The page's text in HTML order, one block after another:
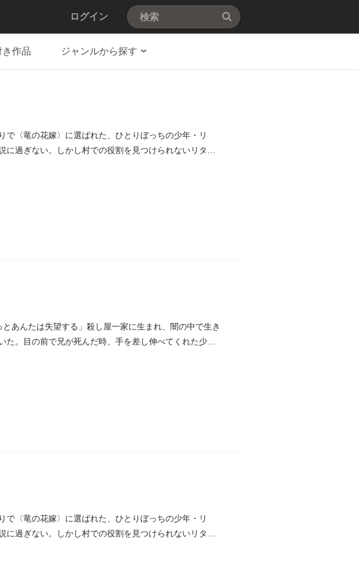
ログイン
き作品 ジャンルから探す
〈竜の花嫁〉に選ばれた、ひとりぼっちの少年・リ
過ぎない。しかし村での役割を見つけられないリタは
あんたは失望する」殺し屋一家に生まれ、闇の中で生き
た。目の前で兄が死んだ時、手を差し伸べてくれた少
〈竜の花嫁〉に選ばれた、ひとりぼっちの少年・リ
過ぎない。しかし村での役割を見つけられないリタは